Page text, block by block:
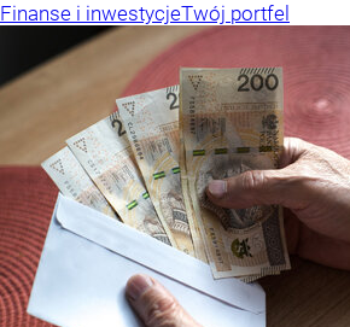
Finanse i inwestycjeTwój portfel